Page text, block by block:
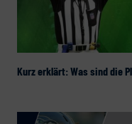
Kurz erklärt: Was sind die